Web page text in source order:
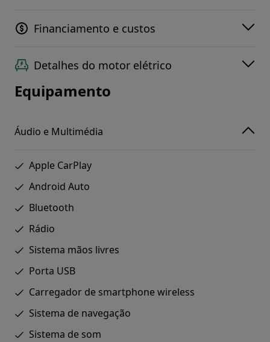
Financiamento e custos
Detalhes do motor elétrico
Equipamento
Áudio e Multimédia
Apple CarPlay
Android Auto
Bluetooth
Rádio
Sistema mãos livres
Porta USB
Carregador de smartphone wireless
Sistema de navegação
Sistema de som